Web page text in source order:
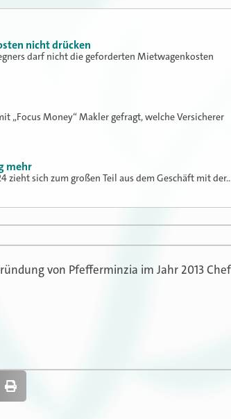
nicht drücken
darf nicht die geforderten Mietwagenkosten
„Focus Money“ Makler gefragt, welche Versicherer
mehr
zieht sich zum großen Teil aus dem Geschäft mit
von Pfefferminzia im Jahr 2013